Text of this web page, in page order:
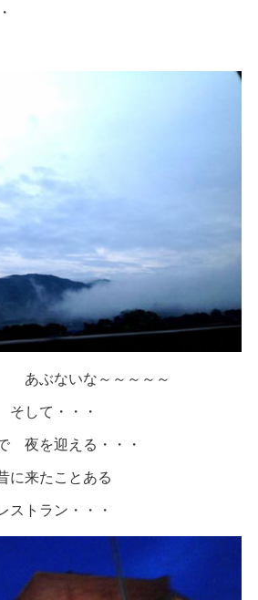
あぶないな～～～～～
そして・・・
夜を迎える・・・
に来たことある
ストラン・・・